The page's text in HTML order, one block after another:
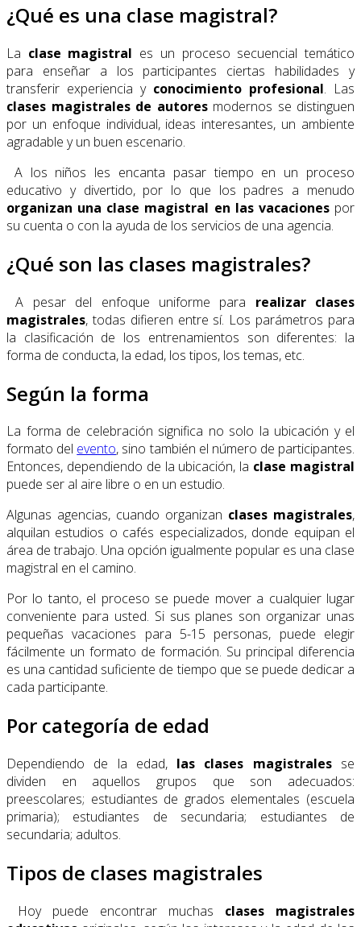
¿Qué es una clase magistral?
La clase magistral es un proceso secuencial temático
para enseñar a los participantes ciertas habilidades y
transferir experiencia y conocimiento profesional. Las
clases magistrales de autoresmodernos se distinguen
por un enfoque individual, ideas interesantes, un ambiente
agradable y un buen escenario.
A los niños les encanta pasar tiempo en un proceso
educativo y divertido, por lo que los padres a menudo
organizan una clase magistral en las vacacionespor
su cuenta o con la ayuda de los servicios de una agencia.
¿Qué son las clases magistrales?
A pesar del enfoque uniforme para realizar clases
magistrales, todas difieren entre sí. Los parámetros para
la clasificación de los entrenamientos son diferentes: la
forma de conducta, la edad, los tipos, los temas, etc.
Según la forma
La forma de celebración significa no solo la ubicación y el
formato del evento, sino también el número de participantes.
Entonces, dependiendo de la ubicación, la clase magistral
puede ser al aire libre o en un estudio.
Algunas agencias, cuando organizan clases magistrales,
alquilan estudios o cafés especializados, donde equipan el
área de trabajo. Una opción igualmente popular es una clase
magistral en el camino.
Por lo tanto, el proceso se puede mover a cualquier lugar
conveniente para usted. Si sus planes son organizar unas
pequeñas vacaciones para 5-15 personas, puede elegir
fácilmente un formato de formación. Su principal diferencia
es una cantidad suficiente de tiempo que se puede dedicar a
cada participante.
Por categoría de edad
Dependiendo de la edad, las clases magistralesse
dividen en aquellos grupos que son adecuados:
preescolares; estudiantes de grados elementales (escuela
primaria); estudiantes de secundaria; estudiantes de
secundaria; adultos.
Tipos de clases magistrales
Hoy puede encontrar muchas clases magistrales